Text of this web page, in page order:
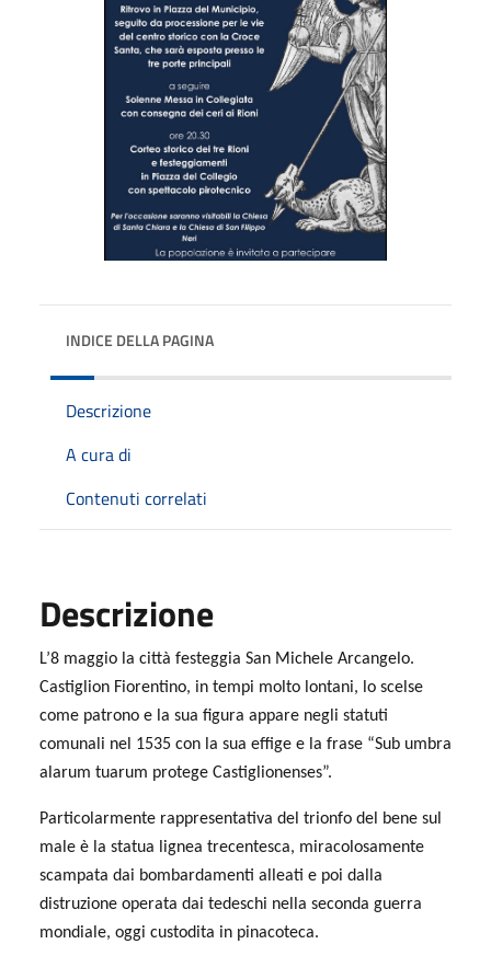
INDICE DELLA PAGINA
Descrizione
A cura di
Contenuti correlati
Descrizione
L’8 maggio la città festeggia San Michele Arcangelo.
Castiglion Fiorentino, in tempi molto lontani, lo scelse
come patrono e la sua figura appare negli statuti
comunali nel 1535 con la sua effige e la frase “Sub umbra
alarum tuarum protege Castiglionenses”.
Particolarmente rappresentativa del trionfo del bene sul
male è la statua lignea trecentesca, miracolosamente
scampata dai bombardamenti alleati e poi dalla
distruzione operata dai tedeschi nella seconda guerra
mondiale, oggi custodita in pinacoteca.